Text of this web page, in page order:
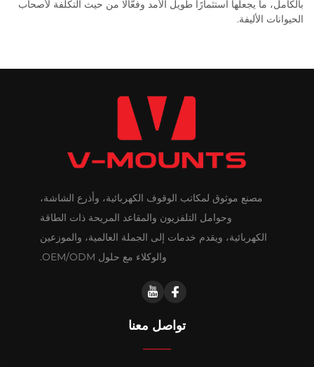
بالكامل، ما يجعلها استثمارًا طويل الأمد وفعّالًا من حيث التكلفة لأصحاب
الحيوانات الأليفة.
مصنع موثوق لمكاتب الوقوف الكهربائية، وأذرع الشاشة،
وحوامل التلفزيون والمقاعد المريحة ذات الطاقة
الكهربائية، ويقدم خدمات إلى الجملة العالمية، والموزعين
والوكلاء مع حلول OEM/ODM.
تواصل معنا